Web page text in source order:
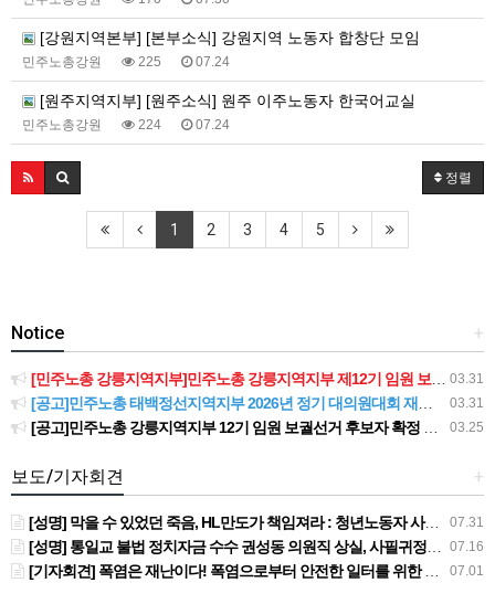
[강원지역본부] [본부소식] 강원지역 노동자 합창단 모임
민주노총강원 225 07.24
[원주지역지부] [원주소식] 원주 이주노동자 한국어교실
민주노총강원 224 07.24
정렬
1 2 3 4 5
+
Notice
03.31
[민주노총 강릉지역지부]민주노총 강릉지역지부 제12기 임원 보궐선거결과 공고
03.31
[공고]민주노총 태백정선지역지부 2026년 정기 대의원대회 재소집 건
03.25
[공고]민주노총 강릉지역지부 12기 임원 보궐선거 후보자 확정 공고
+
보도/기자회견
07.31
[성명] 막을 수 있었던 죽음, HL만도가 책임져라 : 청년노동자 사망사고의 철저한 진상규명과 재발방지 대책 마련하라
07.16
[성명] 통일교 불법 정치자금 수수 권성동 의원직 상실, 사필귀정이다
07.01
[기자회견] 폭염은 재난이다! 폭염으로부터 안전한 일터를 위한 민주노총 강원지역본부 폭염감시단 선포 기자회견